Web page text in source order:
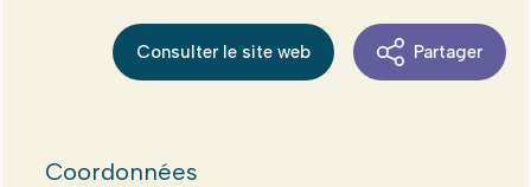
Consulter le site web Partager
Coordonnées